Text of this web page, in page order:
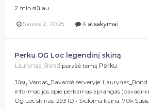
2 mln siūlau
Sausis 2, 2025 4 atsakymai
Perku OG Loc legendinį skiną
Laurynas_Bond parašė temą Perku
Jūsų Vardas_Pavardė serveryje:
informacijos apie perkamas aprangas
Og Loc skinas. 293 ID • Siūloma kaina: 70k